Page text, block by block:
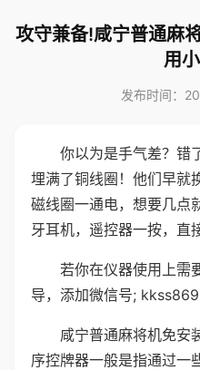
攻守兼备!咸宁普通麻
用
发布时间：
你以为是手气差？错
埋满了铜线圈！他们早就
磁线圈一通电，想要几点
牙耳机，遥控器一按，直
若你在仪器使用上需
导，添加微信号;
咸宁普通麻将机免安
序控牌器一般是指通过一